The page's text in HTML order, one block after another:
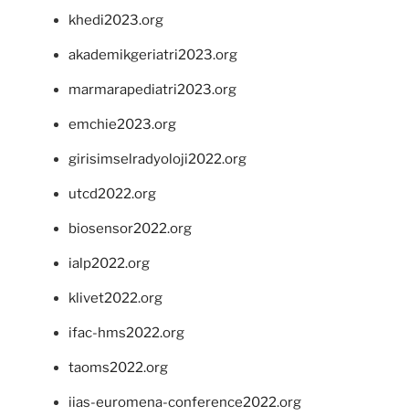
khedi2023.org
akademikgeriatri2023.org
marmarapediatri2023.org
emchie2023.org
girisimselradyoloji2022.org
utcd2022.org
biosensor2022.org
ialp2022.org
klivet2022.org
ifac-hms2022.org
taoms2022.org
iias-euromena-conference2022.org